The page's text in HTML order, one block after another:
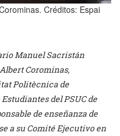
Créditos: Espai
Manuel Sacristán
Corominas,
Politècnica de
del PSUC de
de enseñanza de
a su Comité Ejecutivo en